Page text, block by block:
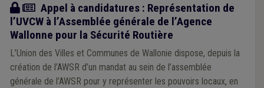
Actualité
Appel à candidatures : Représentation de
l’UVCW à l’Assemblée générale de l’Agence
Wallonne pour la Sécurité Routière
L’Union des Villes et Communes de Wallonie dispose, depuis la
création de l’AWSR d’un mandat au sein de l’assemblée
générale de l’AWSR pour y représenter les pouvoirs locaux, en